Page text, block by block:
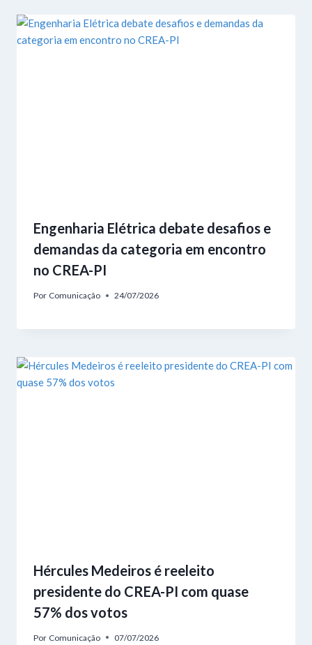
Engenharia Elétrica debate desafios e
demandas da categoria em encontro
no CREA-PI
Por Comunicação 24/07/2026
Hércules Medeiros é reeleito
presidente do CREA-PI com quase
57% dos votos
Por Comunicação 07/07/2026